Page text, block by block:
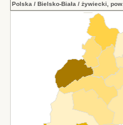
Polska / Bielsko-Biała / żywiecki, pow.